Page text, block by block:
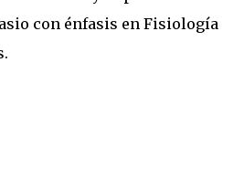
con énfasis en Fisiología